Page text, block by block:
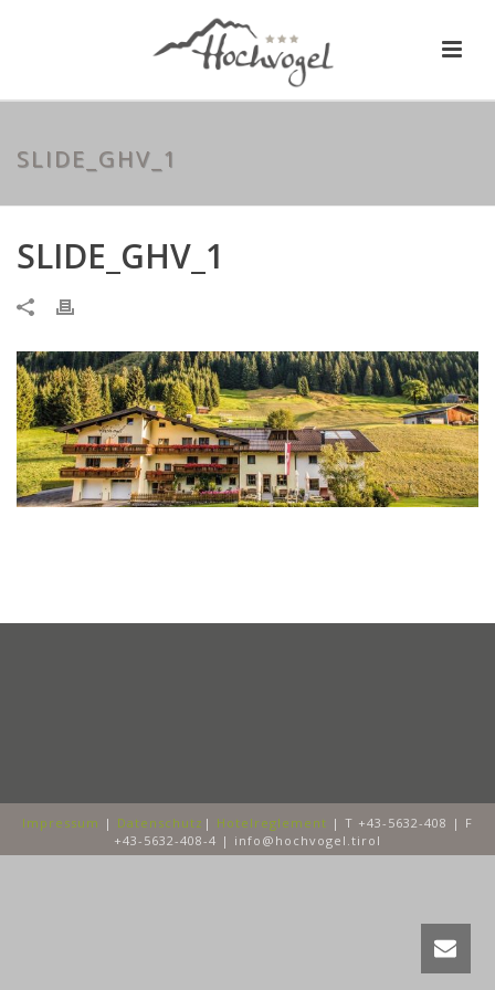
SLIDE_GHV_1
SLIDE_GHV_1
Impressum | Datenschutz | Hotelreglement | T +43-5632-408 | F
+43-5632-408-4 | info@hochvogel.tirol